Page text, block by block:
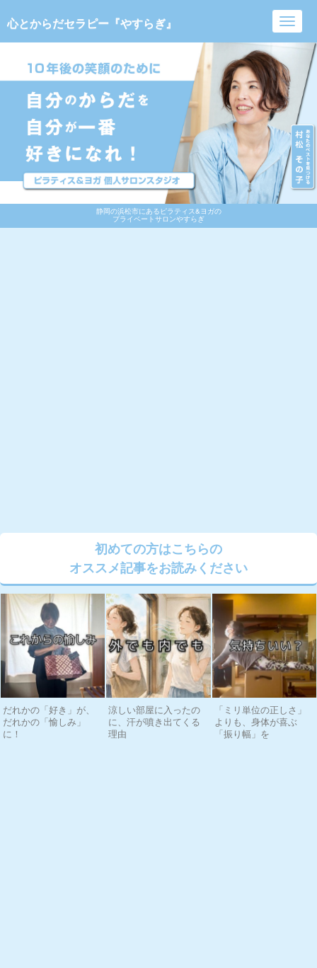
静岡の浜松市にあるピラティス&ヨガの
プライベートサロンやすらぎ
心とからだセラピー『やすらぎ』
初めての方はこちらの
オススメ記事をお読みください
だれかの「好き」が、
だれかの「愉しみ」
に！
涼しい部屋に入ったの
に、汗が噴き出てくる
理由
「ミリ単位の正しさ」
よりも、身体が喜ぶ
「振り幅」を